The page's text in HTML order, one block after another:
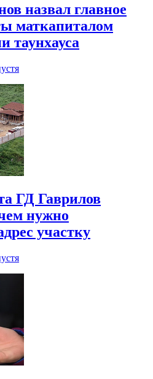
назвал главное
маткапиталом
таунхауса
ГД Гаврилов
нужно
участку